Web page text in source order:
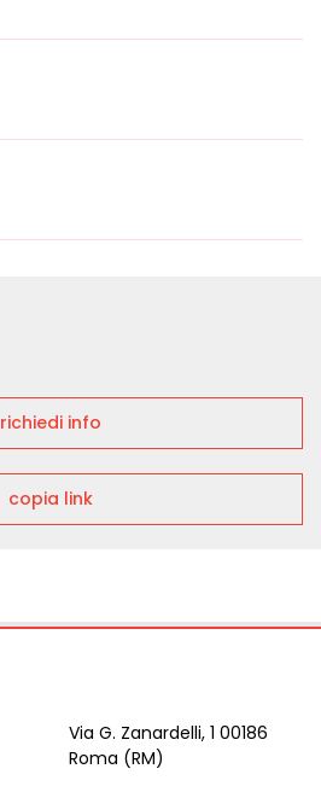
richiedi info
copia link
Via G. Zanardelli, 1 00186
Roma (RM)